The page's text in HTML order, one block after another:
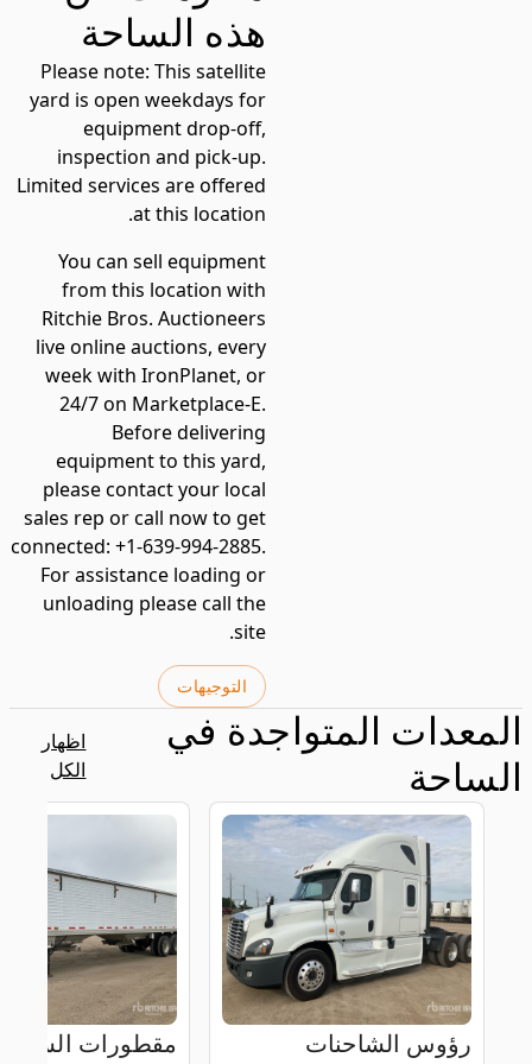
هذه الساحة
Please note: This satellite
yard is open weekdays for
equipment drop-off,
inspection and pick-up.
Limited services are offered
at this location.
You can sell equipment
from this location with
Ritchie Bros. Auctioneers
live online auctions, every
week with IronPlanet, or
24/7 on Marketplace-E.
Before delivering
equipment to this yard,
please contact your local
sales rep or call now to get
connected: +1-639-994-2885.
For assistance loading or
unloading please call the
site.
التوجيهات
المعدات المتواجدة في
الساحة
اظهار
الكل
رؤوس الشاحنات
مقطورات